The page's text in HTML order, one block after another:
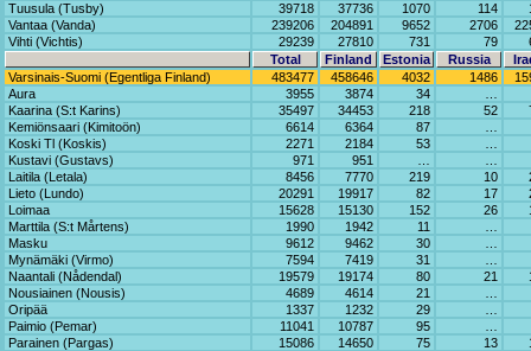
Tuusula (Tusby)
39718 37736 1070 114
Vantaa (Vanda)
239206 204891 9652 2706
Vihti (Vichtis)
29239 27810 731 79
Total
Finland Estonia Russia
Varsinais-Suomi (Egentliga Finland)
483477 458646 4032 1486
Aura
3955 3874 34
Kaarina (S:t Karins)
35497 34453 218 52
Kemiönsaari (Kimitoön)
6614 6364 87
Koski Tl (Koskis)
2271 2184 53
Kustavi (Gustavs)
971 951
Laitila (Letala)
8456 7770 219 10
Lieto (Lundo)
20291 19917 82 17
Loimaa
15628 15130 152 26
Marttila (S:t Mårtens)
1990 1942 11
Masku
9612 9462 30
Mynämäki (Virmo)
7594 7419 31
Naantali (Nådendal)
19579 19174 80 21
Nousiainen (Nousis)
4689 4614 21
Oripää
1337 1232 29
Paimio (Pemar)
11041 10787 95
Parainen (Pargas)
15086 14650 75 13